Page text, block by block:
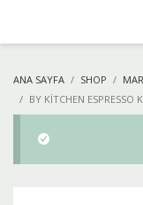
ANA SAYFA SHOP
BY KITCHEN